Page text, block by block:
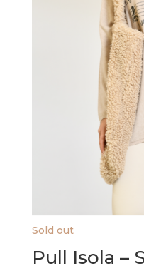
Sold out
Pull Isola –